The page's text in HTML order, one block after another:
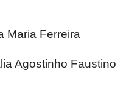
Maria Ferreira
Agostinho Faustino